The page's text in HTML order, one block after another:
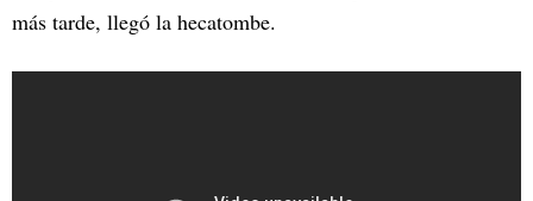
más tarde, llegó la hecatombe.